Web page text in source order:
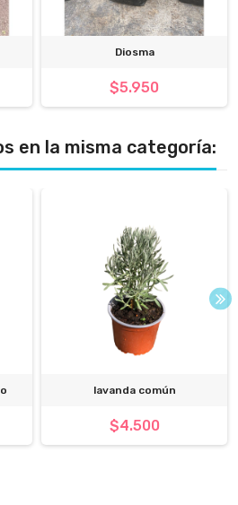
Diosma
$5.950
en la misma categoría:
lavanda común
$4.500